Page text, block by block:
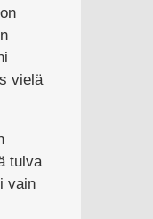
vielä
tulva
vain